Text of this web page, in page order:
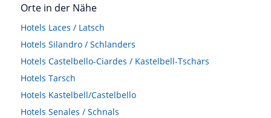
Orte in der Nähe
Hotels Laces / Latsch
Hotels Silandro / Schlanders
Hotels Castelbello-Ciardes / Kastelbell-Tschars
Hotels Tarsch
Hotels Kastelbell/Castelbello
Hotels Senales / Schnals